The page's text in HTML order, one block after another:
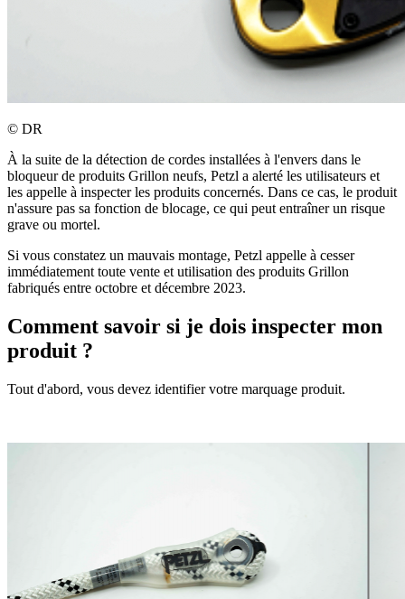
© DR
À la suite de la détection de cordes installées à l'envers dans le
bloqueur de produits Grillon neufs, Petzl a alerté les utilisateurs et
les appelle à inspecter les produits concernés. Dans ce cas, le produit
n'assure pas sa fonction de blocage, ce qui peut entraîner un risque
grave ou mortel.
Si vous constatez un mauvais montage, Petzl appelle à cesser
immédiatement toute vente et utilisation des produits Grillon
fabriqués entre octobre et décembre 2023.
Comment savoir si je dois inspecter mon
produit ?
Tout d'abord, vous devez identifier votre marquage produit.